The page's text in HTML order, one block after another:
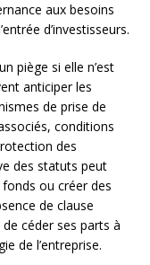
aux besoins
d’investisseurs.
piège si elle n’est
anticiper les
de prise de
conditions
des
des statuts peut
ou créer des
de clause
céder ses parts à
de l’entreprise.